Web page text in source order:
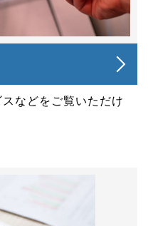
などをご覧いただけ